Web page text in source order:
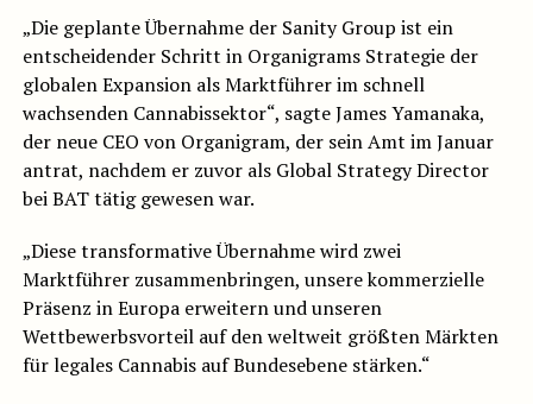
„Die geplante Übernahme der Sanity Group ist ein
entscheidender Schritt in Organigrams Strategie der
globalen Expansion als Marktführer im schnell
wachsenden Cannabissektor“, sagte James Yamanaka,
der neue CEO von Organigram, der sein Amt im Januar
antrat, nachdem er zuvor als Global Strategy Director
bei BAT tätig gewesen war.
„Diese transformative Übernahme wird zwei
Marktführer zusammenbringen, unsere kommerzielle
Präsenz in Europa erweitern und unseren
Wettbewerbsvorteil auf den weltweit größten Märkten
für legales Cannabis auf Bundesebene stärken.“